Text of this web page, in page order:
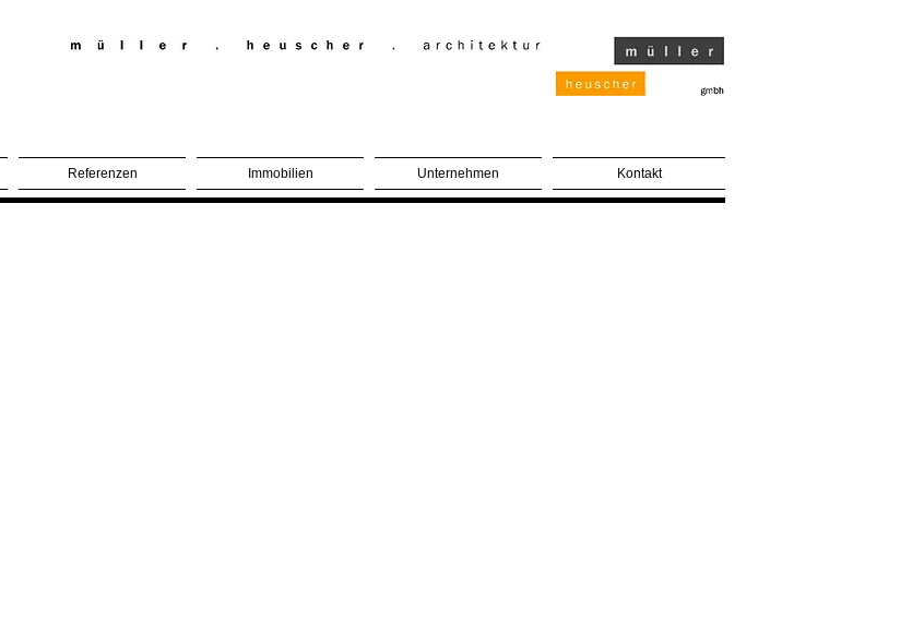
Referenzen Immobilien Unternehmen Kontakt